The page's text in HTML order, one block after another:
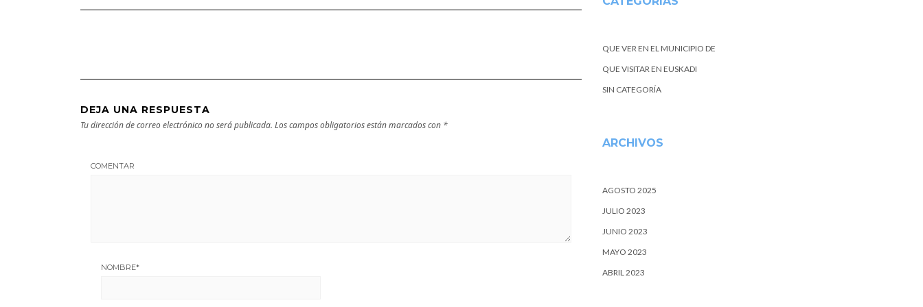
Guía turística y
próxima
Vizcaya
DEJA UNA RESPUESTA
Tu dirección de correo electrónico no será publicada. Los campos obligatorios están marcados con *
COMENTAR
NOMBRE*
QUE VER EN EL MUNICIPIO DE
QUE VISITAR EN EUSKADI
SIN CATEGORÍA
ARCHIVOS
AGOSTO 2025
JULIO 2023
JUNIO 2023
MAYO 2023
ABRIL 2023